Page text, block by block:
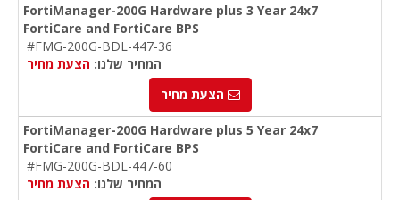
FortiManager-200G Hardware plus 3 Year 24x7
FortiCare and FortiCare BPS
#FMG-200G-BDL-447-36
המחיר שלנו: הצעת מחיר
הצעת מחיר
FortiManager-200G Hardware plus 5 Year 24x7
FortiCare and FortiCare BPS
#FMG-200G-BDL-447-60
המחיר שלנו: הצעת מחיר